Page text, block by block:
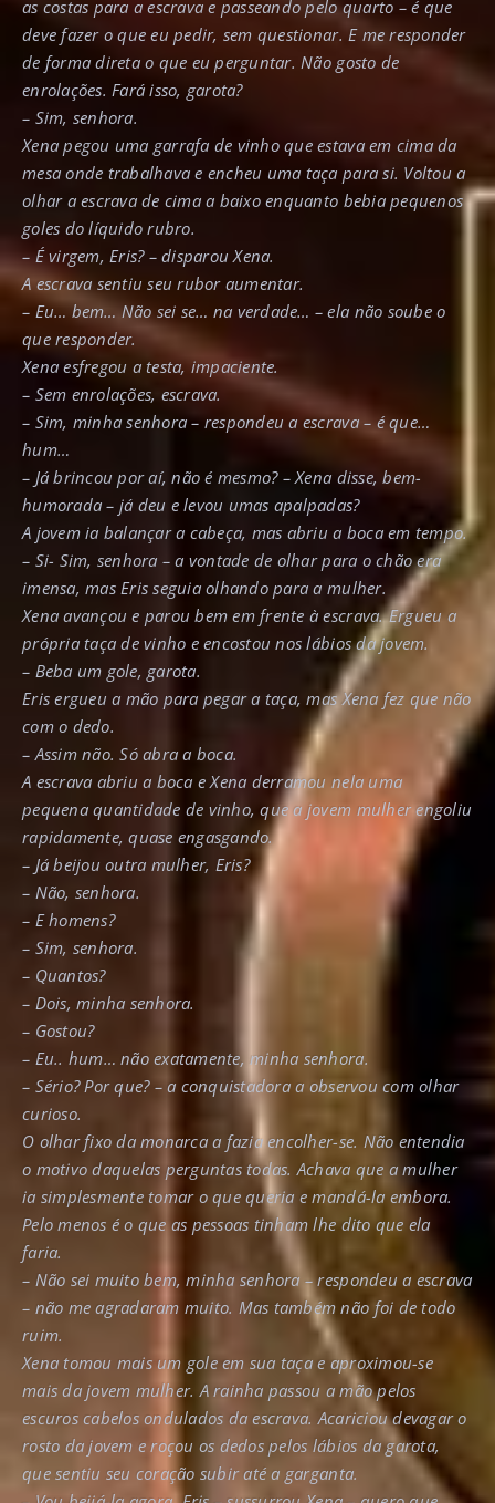
as costas para a escrava e passeando pelo quarto – é que
deve fazer o que eu pedir, sem questionar. E me responder
de forma direta o que eu perguntar. Não gosto de
enrolações. Fará isso, garota?
– Sim, senhora.
Xena pegou uma garrafa de vinho que estava em cima da
mesa onde trabalhava e encheu uma taça para si. Voltou a
olhar a escrava de cima a baixo enquanto bebia pequenos
goles do líquido rubro.
– É virgem, Eris? – disparou Xena.
A escrava sentiu seu rubor aumentar.
– Eu… bem… Não sei se… na verdade… – ela não soube o
que responder.
Xena esfregou a testa, impaciente.
– Sem enrolações, escrava.
– Sim, minha senhora – respondeu a escrava – é que…
hum…
– Já brincou por aí, não é mesmo? – Xena disse, bem-
humorada – já deu e levou umas apalpadas?
A jovem ia balançar a cabeça, mas abriu a boca em tempo.
– Si- Sim, senhora – a vontade de olhar para o chão era
imensa, mas Eris seguia olhando para a mulher.
Xena avançou e parou bem em frente à escrava. Ergueu a
própria taça de vinho e encostou nos lábios da jovem.
– Beba um gole, garota.
Eris ergueu a mão para pegar a taça, mas Xena fez que não
com o dedo.
– Assim não. Só abra a boca.
A escrava abriu a boca e Xena derramou nela uma
pequena quantidade de vinho, que a jovem mulher engoliu
rapidamente, quase engasgando.
– Já beijou outra mulher, Eris?
– Não, senhora.
– E homens?
– Sim, senhora.
– Quantos?
– Dois, minha senhora.
– Gostou?
– Eu.. hum… não exatamente, minha senhora.
– Sério? Por que? – a conquistadora a observou com olhar
curioso.
O olhar fixo da monarca a fazia encolher-se. Não entendia
o motivo daquelas perguntas todas. Achava que a mulher
ia simplesmente tomar o que queria e mandá-la embora.
Pelo menos é o que as pessoas tinham lhe dito que ela
faria.
– Não sei muito bem, minha senhora – respondeu a escrava
– não me agradaram muito. Mas também não foi de todo
ruim.
Xena tomou mais um gole em sua taça e aproximou-se
mais da jovem mulher. A rainha passou a mão pelos
escuros cabelos ondulados da escrava. Acariciou devagar o
rosto da jovem e roçou os dedos pelos lábios da garota,
que sentiu seu coração subir até a garganta.